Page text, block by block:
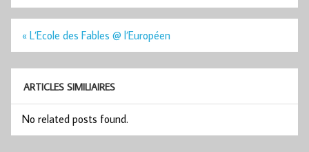
Navigation
« L’Ecole des Fables @ l’Européen
ARTICLES SIMILIAIRES
No related posts found.